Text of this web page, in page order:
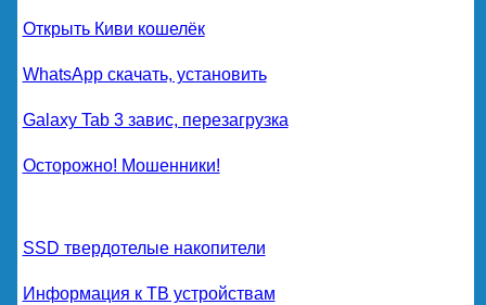
Открыть Киви кошелёк
WhatsApp скачать, установить
Galaxy Tab 3 завис, перезагрузка
Осторожно! Мошенники!
SSD твердотелые накопители
Информация к ТВ устройствам